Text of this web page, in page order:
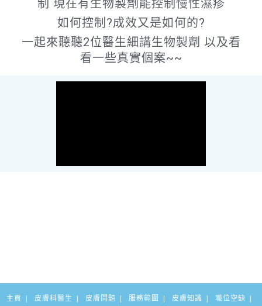
制 現在有生物製劑能控制慢性濕疹
如何控制?成效又是如何的?
一起來聽聽2位醫生細講生物製劑 以及看
看一些真實個案~~
主頁 皮膚科醫生 皮膚問題 服務範圍 皮膚知識
職位空缺